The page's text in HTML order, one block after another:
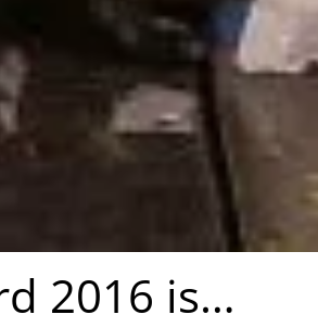
2016 is…